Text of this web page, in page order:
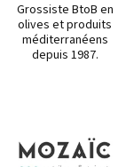
Grossiste BtoB en
olives et produits
méditerranéens
depuis 1987.